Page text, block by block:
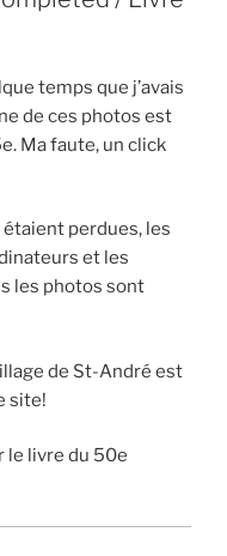
temps que j’avais
de ces photos est
Ma faute, un click
perdues, les
et les
les photos sont
de St-André est
site!
le livre du 50e